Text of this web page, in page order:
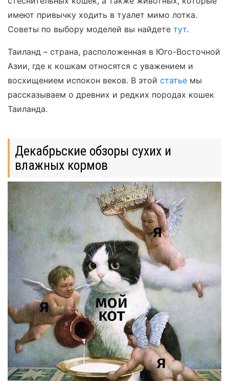
имеют привычку ходить в туалет мимо лотка.
Советы по выбору моделей вы найдете тут.
Таиланд – страна, расположенная в Юго-Восточной
Азии, где к кошкам относятся с уважением и
восхищением испокон веков. В этой статье мы
рассказываем о древних и редких породах кошек
Таиланда.
Декабрьские обзоры сухих и
влажных кормов